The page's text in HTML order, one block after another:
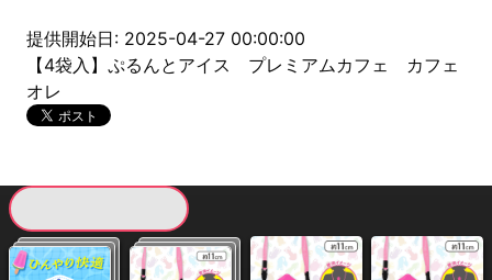
提供開始日: 2025-04-27 00:00:00
【4袋入】ぷるんとアイス プレミアムカフェ カフェ
オレ